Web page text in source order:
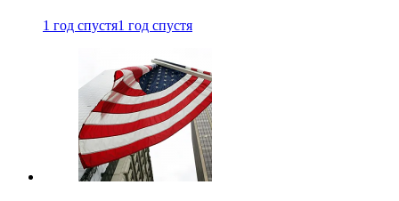
1 год спустя1 год спустя